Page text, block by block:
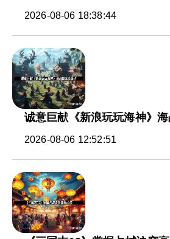
2026-08-06 18:38:44
诚意巨献《新浪玩玩海神》
2026-08-06 12:52:51